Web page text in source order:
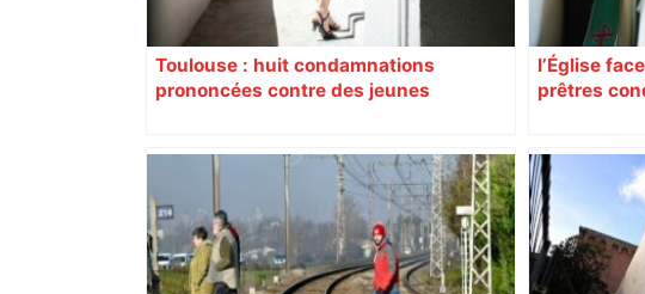
Toulouse : huit condamnations
prononcées contre des jeunes
l’Église
prêtres